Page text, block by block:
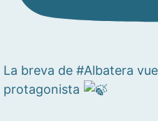
La breva de #Albatera
protagonista